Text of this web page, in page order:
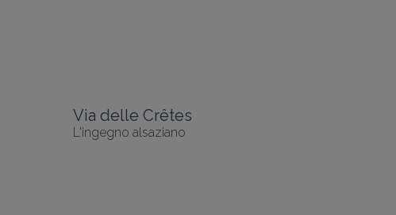
Via delle Crêtes
L'ingegno alsaziano